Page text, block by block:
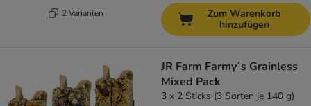
2 Varianten
Zum Warenkorb
hinzufügen
JR Farm Farmy´s Grainless
Mixed Pack
3 x 2 Sticks (3 Sorten je 140 g)